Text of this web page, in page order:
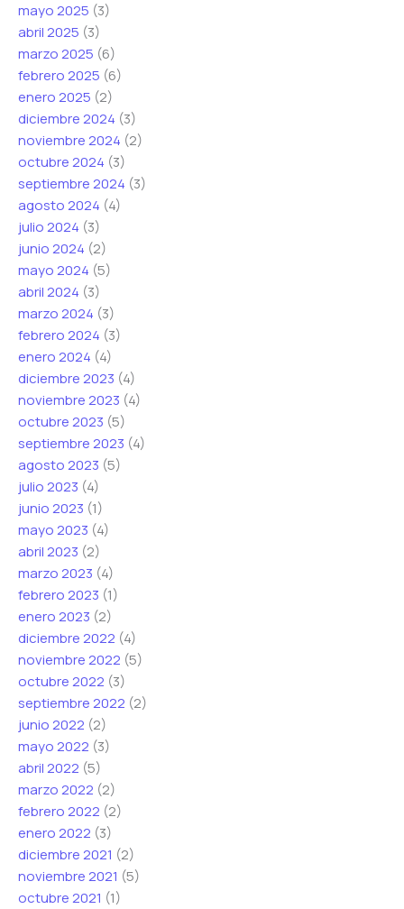
mayo 2025 (3)
abril 2025 (3)
marzo 2025 (6)
febrero 2025 (6)
enero 2025 (2)
diciembre 2024 (3)
noviembre 2024 (2)
octubre 2024 (3)
septiembre 2024 (3)
agosto 2024 (4)
julio 2024 (3)
junio 2024 (2)
mayo 2024 (5)
abril 2024 (3)
marzo 2024 (3)
febrero 2024 (3)
enero 2024 (4)
diciembre 2023 (4)
noviembre 2023 (4)
octubre 2023 (5)
septiembre 2023 (4)
agosto 2023 (5)
julio 2023 (4)
junio 2023 (1)
mayo 2023 (4)
abril 2023 (2)
marzo 2023 (4)
febrero 2023 (1)
enero 2023 (2)
diciembre 2022 (4)
noviembre 2022 (5)
octubre 2022 (3)
septiembre 2022 (2)
junio 2022 (2)
mayo 2022 (3)
abril 2022 (5)
marzo 2022 (2)
febrero 2022 (2)
enero 2022 (3)
diciembre 2021 (2)
noviembre 2021 (5)
octubre 2021 (1)